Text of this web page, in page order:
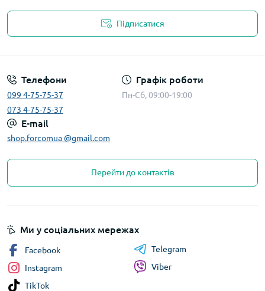
Підписатися
Телефони
099 4-75-75-37
073 4-75-75-37
Графік роботи
Пн-Сб, 09:00-19:00
E-mail
shop.forcomua @gmail.com
Перейти до контактів
Ми у соціальних мережах
Facebook
Instagram
TikTok
Telegram
Viber